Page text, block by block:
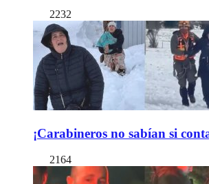
2232
¡Carabineros no sabían si
2164